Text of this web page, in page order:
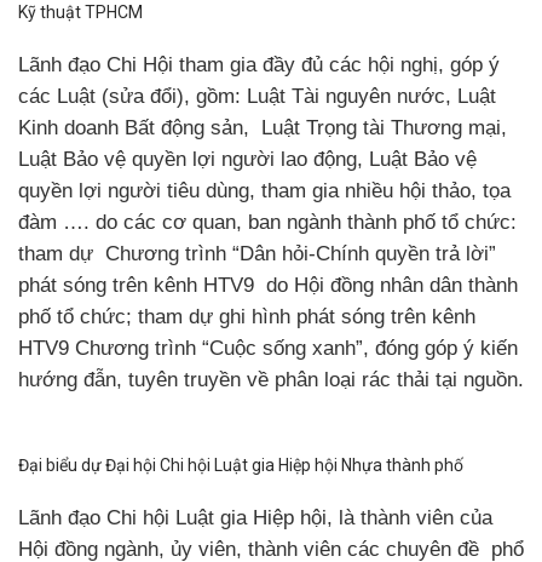
Kỹ thuật TPHCM
Lãnh đạo Chi Hội tham gia đầy đủ các hội nghị, góp ý
các Luật (sửa đổi), gồm: Luật Tài nguyên nước, Luật
Kinh doanh Bất động sản, Luật Trọng tài Thương mại,
Luật Bảo vệ quyền lợi người lao động, Luật Bảo vệ
quyền lợi người tiêu dùng, tham gia nhiều hội thảo, tọa
đàm …. do các cơ quan, ban ngành thành phố tổ chức:
tham dự Chương trình “Dân hỏi-Chính quyền trả lời”
phát sóng trên kênh HTV9 do Hội đồng nhân dân thành
phố tổ chức; tham dự ghi hình phát sóng trên kênh
HTV9 Chương trình “Cuộc sống xanh”, đóng góp ý kiến
hướng đẫn, tuyên truyền về phân loại rác thải tại nguồn.
Đại biểu dự Đại hội Chi hội Luật gia Hiệp hội Nhựa thành phố
Lãnh đạo Chi hội Luật gia Hiệp hội, là thành viên của
Hội đồng ngành, ủy viên, thành viên các chuyên đề phổ